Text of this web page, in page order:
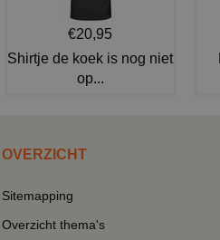
€20,95
Shirtje de koek is nog niet
op...
OVERZICHT
Sitemapping
Overzicht thema's